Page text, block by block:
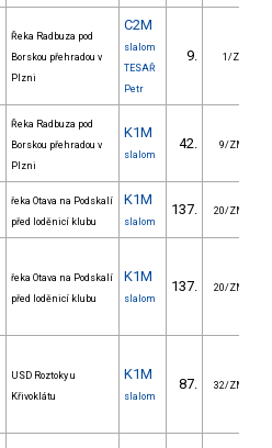
Řeka Radbuza pod
Borskou přehradou v
Plzni
C2M
slalom
TESAŘ
Petr
9. 1/ZS
Řeka Radbuza pod
Borskou přehradou v
Plzni
K1M
slalom
42. 9/ZM
řeka Otava na Podskalí
před loděnicí klubu
K1M
slalom
137. 20/ZM
řeka Otava na Podskalí
před loděnicí klubu
K1M
slalom
137. 20/ZM
USD Roztoky u
Křivoklátu
K1M
slalom
87. 32/ZM